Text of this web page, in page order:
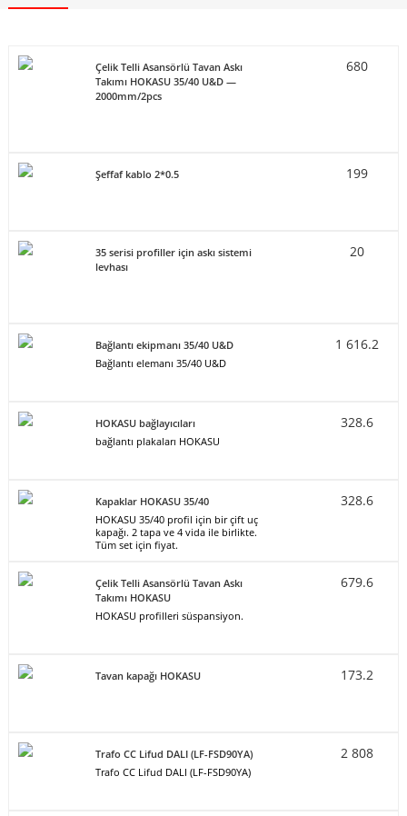
Çelik Telli Asansörlü Tavan Askı
Takımı HOKASU 35/40 U&D —
2000mm/2pcs
680
Şeffaf kablo 2*0.5 199
35 serisi profiller için askı sistemi
levhası
20
Bağlantı ekipmanı 35/40 U&D
Bağlantı elemanı 35/40 U&D
1 616.2
HOKASU bağlayıcıları
bağlantı plakaları HOKASU
328.6
Kapaklar HOKASU 35/40
HOKASU 35/40 profil için bir çift uç
kapağı. 2 tapa ve 4 vida ile birlikte.
Tüm set için fiyat.
328.6
Çelik Telli Asansörlü Tavan Askı
Takımı HOKASU
HOKASU profilleri süspansiyon.
679.6
Tavan kapağı HOKASU 173.2
Trafo CC Lifud DALI (LF-FSD90YA)
Trafo CC Lifud DALI (LF-FSD90YA)
2 808